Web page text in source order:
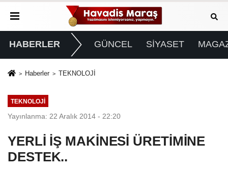
HABERLER GÜNCEL SİYASET
Haberler TEKNOLOJİ
TEKNOLOJİ
Yayınlanma: 22 Aralık 2014 - 22:20
YERLİ İŞ MAKİNESİ ÜRETİMİNE
DESTEK..